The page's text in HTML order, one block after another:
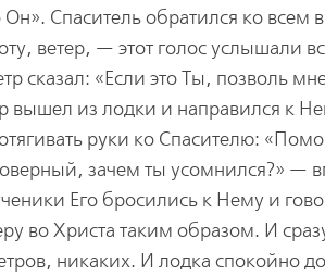
Он». Спаситель обратился ко всем
ветер, — этот голос услышали
сказал: «Если это Ты, позволь
вышел из лодки и направился к
руки ко Спасителю:
зачем ты усомнился?» —
Его бросились к Нему и
во Христа таким образом. И
никаких. И лодка спокойно